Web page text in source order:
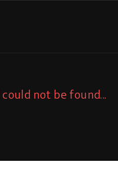
not be found...